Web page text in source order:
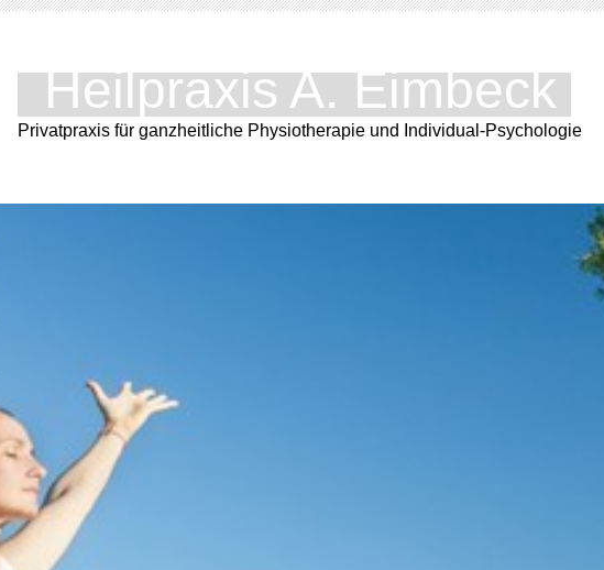
Heilpraxis A. Eimbeck
Privatpraxis für ganzheitliche Physiotherapie und Individual-Psychologie